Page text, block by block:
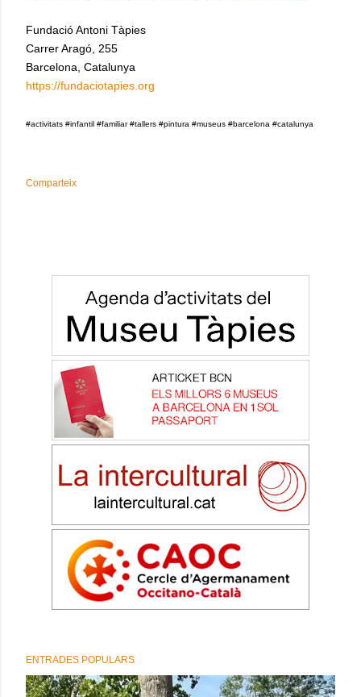
Fundació Antoni Tàpies
Carrer Aragó, 255
Barcelona, Catalunya
https://fundaciotapies.org
#activitats #infantil #familiar #tallers #pintura #museus #barcelona #catalunya
Comparteix
ENTRADES POPULARS